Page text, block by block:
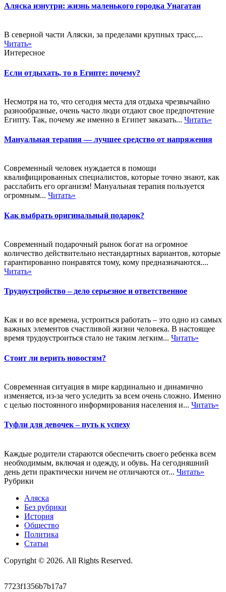
Аляска изнутри: жизнь маленького городка Унагатан
В северной части Аляски, за пределами крупных трасс,...
Читать»
Интересное
Если отдыхать, то в Египте: почему?
Несмотря на то, что сегодня места для отдыха чрезвычайно
разнообразные, очень часто люди отдают свое предпочтение
Египту. Так, почему же именно в Египет заказать... Читать»
Мануальная терапия — лучшее средство от напряжения
Современный человек нуждается в помощи
квалифицированных специалистов, которые точно знают, как
расслабить его организм! Мануальная терапия пользуется
огромным... Читать»
Как выбрать оригинальный подарок?
Современный подарочный рынок богат на огромное
количество действительно нестандартных вариантов, которые
гарантированно понравятся тому, кому предназначаются....
Читать»
Трудоустройство – дело серьезное и ответственное
Как и во все времена, устроиться работать – это одно из самых
важных элементов счастливой жизни человека. В настоящее
время трудоустроиться стало не таким легким... Читать»
Стоит ли верить новостям?
Современная ситуация в мире кардинально и динамично
изменяется, из-за чего уследить за всем очень сложно. Именно
с целью постоянного информирования населения и... Читать»
Туфли для девочек – путь к успеху
Каждые родители стараются обеспечить своего ребенка всем
необходимым, включая и одежду, и обувь. На сегодняшний
день дети практически ничем не отличаются от... Читать»
Рубрики
Аляска
Без рубрики
История
Общество
Политика
Статьи
Copyright © 2026. All Rights Reserved.
7723f1356b7b17a7